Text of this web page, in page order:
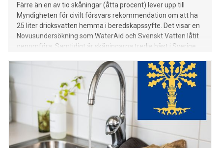
Färre än en av tio skåningar (åtta procent) lever upp till
Myndigheten för civilt försvars rekommendation om att ha
25 liter dricksvatten hemma i beredskapssyfte. Det visar en
Novusundersökning som WaterAid och Svenskt Vatten låtit
genomföra. Samtidigt är skåningarna tredje bäst i Sverige